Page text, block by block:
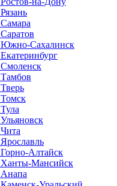
Рязань
Самара
Саратов
Южно-Сахалинск
Екатеринбург
Смоленск
Тамбов
Тверь
Томск
Тула
Ульяновск
Чита
Ярославль
Горно-Алтайск
Ханты-Мансийск
Анапа